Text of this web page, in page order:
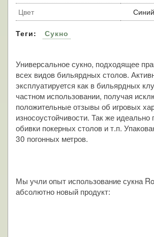
Цвет
Синий
Теги: Сукно
Универсальное сукно, подходящее
всех видов бильярдных столов.
эксплуатируется как в бильярдных
частном использовании, получая
положительные отзывы об игровых
износоустойчивости. Так же идеально
обивки покерных столов и т.п.
30 погонных метров.
Мы учли опыт использование сукна
абсолютно новый продукт: